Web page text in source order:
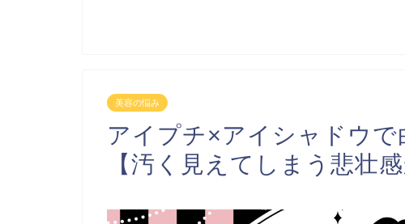
美容の悩み
アイプチ×アイシャドウ
【汚く見えてしまう悲壮